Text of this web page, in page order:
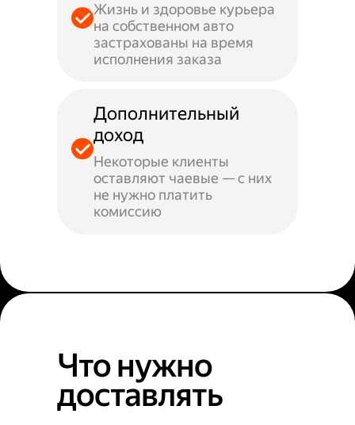
Жизнь и здоровье курьера
на собственном авто
застрахованы на время
исполнения заказа
Дополнительный
доход
Некоторые клиенты
оставляют чаевые — с них
не нужно платить
комиссию
Что нужно
доставлять